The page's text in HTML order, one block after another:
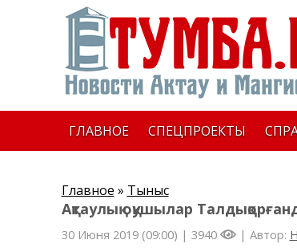
ГЛАВНОЕ СПЕЦПРОЕКТЫ
Главное » Тыныс
Ақтаулық оқушылар
30 Июня 2019 (09:00) | 3940 | Автор: